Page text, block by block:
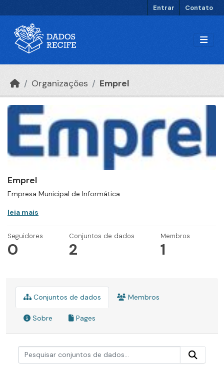
Entrar Contato
Organizações Emprel
Emprel
Empresa Municipal de Informática
leia mais
Seguidores
0
Conjuntos de dados
2
Membros
1
Conjuntos de dados Membros
Sobre Pages